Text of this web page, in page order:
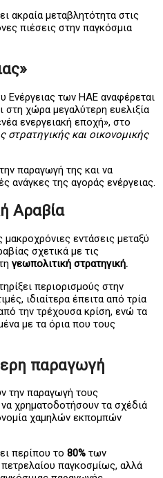
ακραία μεταβλητότητα στις
πιέσεις στην παγκόσμια
Ενέργειας των ΗΑΕ αναφέρεται
χώρα μεγαλύτερη ευελιξία
ενεργειακή εποχή», στο
στρατηγικής και οικονομικής
παραγωγή της και να
ανάγκες της αγοράς ενέργειας.
Αραβία
εντάσεις μεταξύ
σχετικά με τις
γεωπολιτική στρατηγική.
περιορισμούς στην
ιδιαίτερα έπειτα από τρία
την τρέχουσα κρίση, ενώ τα
με τα όρια που τους
παραγωγή
την παραγωγή τους
χρηματοδοτήσουν τα σχέδιά
χαμηλών εκπομπών
περίπου το 80% των
παγκοσμίως, αλλά